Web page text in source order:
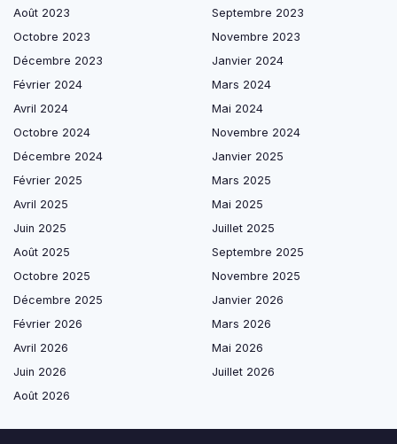
Août 2023
Septembre 2023
Octobre 2023
Novembre 2023
Décembre 2023
Janvier 2024
Février 2024
Mars 2024
Avril 2024
Mai 2024
Octobre 2024
Novembre 2024
Décembre 2024
Janvier 2025
Février 2025
Mars 2025
Avril 2025
Mai 2025
Juin 2025
Juillet 2025
Août 2025
Septembre 2025
Octobre 2025
Novembre 2025
Décembre 2025
Janvier 2026
Février 2026
Mars 2026
Avril 2026
Mai 2026
Juin 2026
Juillet 2026
Août 2026